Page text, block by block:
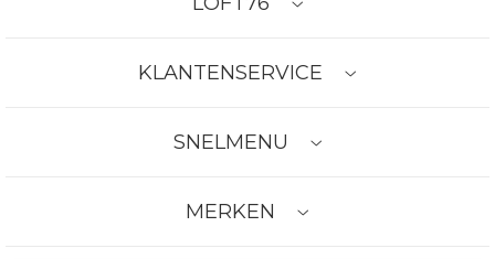
KLANTENSERVICE
SNELMENU
MERKEN